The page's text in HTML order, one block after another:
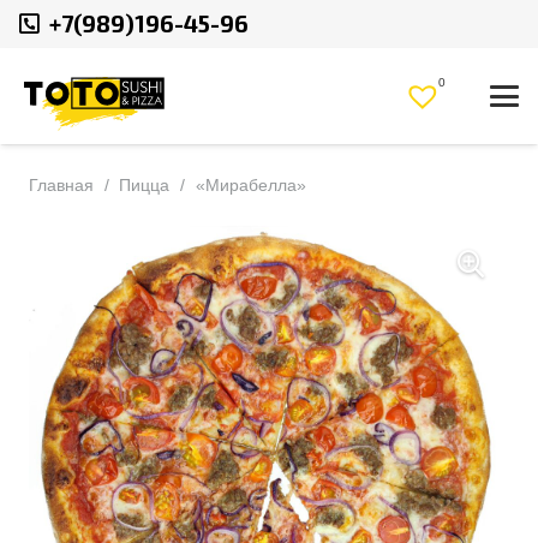
+7(989)196-45-96
0
Главная / Пицца / «Мирабелла»